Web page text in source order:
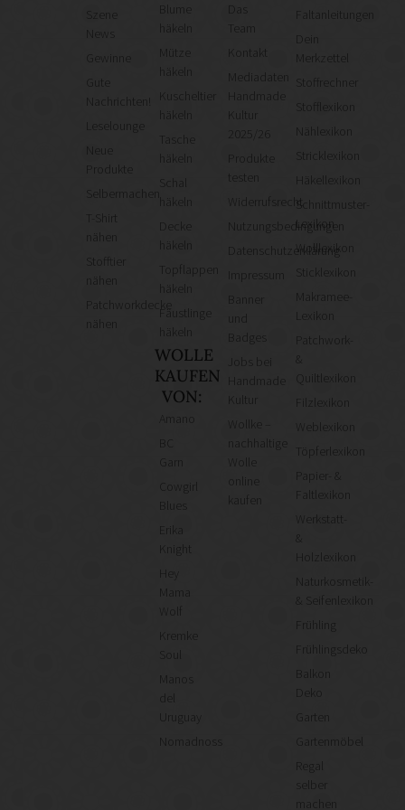
News
Gute
Nachrichten!
Leselounge
Neue
Produkte
Selbermachen
T-Shirt
Stofftier
Patchworkdecke
häkeln
Mütze
häkeln
Kuscheltier
häkeln
Tasche
häkeln
häkeln
Topflappen
häkeln
Fäustlinge
häkeln
WOLLE
KAUFEN
VON:
Cowgirl
Knight
Mama
Wolf
Kremke
Manos
Uruguay
Nomadnoss
Team
Kontakt
Mediadaten
Kultur
2025/26
Produkte
testen
Widerrufsrecht
Nutzungsbedingungen
Datenschutzerklärung
Kultur
Wollke –
nachhaltige
kaufen
Faltanleitungen
Merkzettel
Stoffrechner
Stofflexikon
Nählexikon
Stricklexikon
Häkellexikon
Schnittmuster-
Lexikon
Wolllexikon
Sticklexikon
Makramee-
Lexikon
Patchwork-
&
Quiltlexikon
Weblexikon
Töpferlexikon
Papier- &
Faltlexikon
Werkstatt-
&
Holzlexikon
Naturkosmetik-
& Seifenlexikon
Frühling
Frühlingsdeko
Balkon
Deko
Garten
Gartenmöbel
Regal